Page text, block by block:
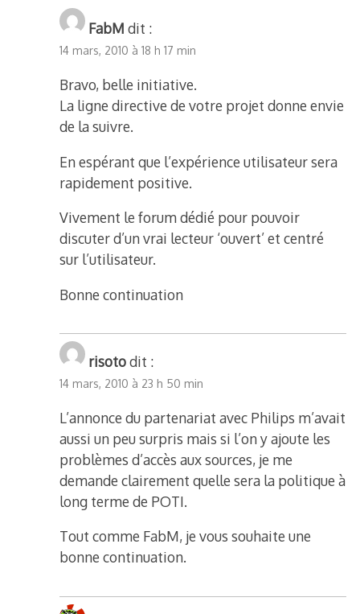
FabM dit :
14 mars, 2010 à 18 h 17 min
Bravo, belle initiative.
La ligne directive de votre projet donne envie
de la suivre.
En espérant que l’expérience utilisateur sera
rapidement positive.
Vivement le forum dédié pour pouvoir
discuter d’un vrai lecteur ‘ouvert’ et centré
sur l’utilisateur.
Bonne continuation
risotodit :
14 mars, 2010 à 23 h 50 min
L’annonce du partenariat avec Philips m’avait
aussi un peu surpris mais si l’on y ajoute les
problèmes d’accès aux sources, je me
demande clairement quelle sera la politique à
long terme de POTI.
Tout comme FabM, je vous souhaite une
bonne continuation.